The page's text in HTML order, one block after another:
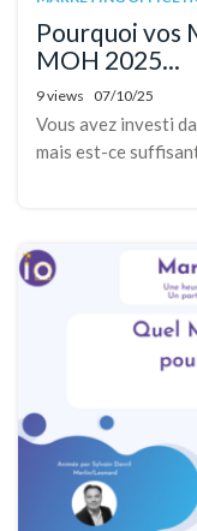
Pourquoi vos
MOH 2025...
9 views 07/10/25
Vous avez investi
mais est-ce